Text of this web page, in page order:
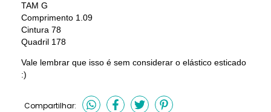
TAM G
Comprimento 1.09
Cintura 78
Quadril 178
Vale lembrar que isso é sem considerar o elástico esticado
:)
Compartilhar: